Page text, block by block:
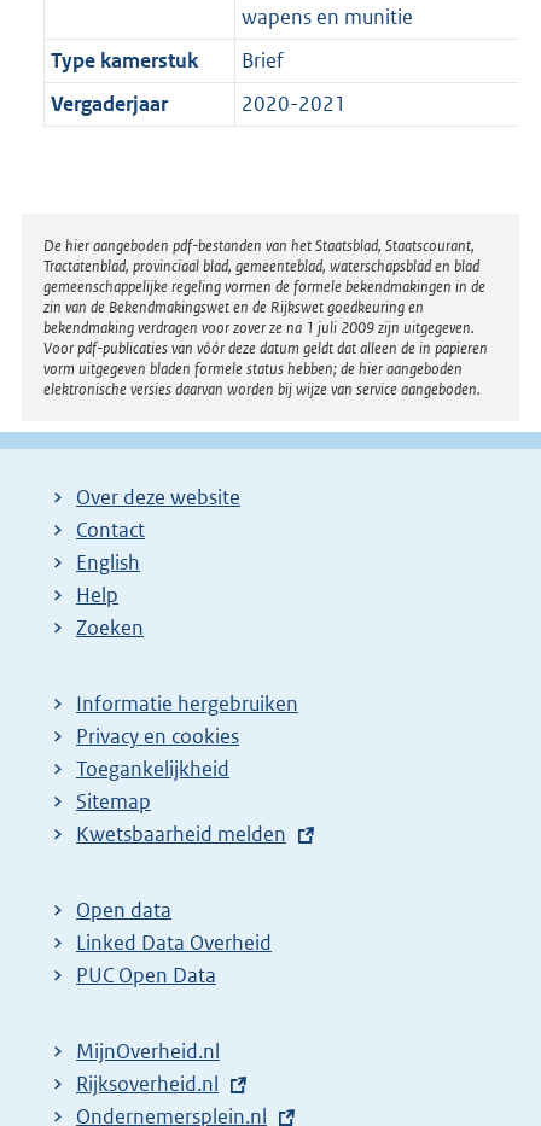
wapens en munitie
Type kamerstuk
Brief
Vergaderjaar
2020-2021
Disclaimer
De hier aangeboden pdf-bestanden van het Staatsblad, Staatscourant,
Tractatenblad, provinciaal blad, gemeenteblad, waterschapsblad en blad
gemeenschappelijke regeling vormen de formele bekendmakingen in de
zin van de Bekendmakingswet en de Rijkswet goedkeuring en
bekendmaking verdragen voor zover ze na 1 juli 2009 zijn uitgegeven.
Voor pdf-publicaties van vóór deze datum geldt dat alleen de in papieren
vorm uitgegeven bladen formele status hebben; de hier aangeboden
elektronische versies daarvan worden bij wijze van service aangeboden.
Over deze website
Contact
English
Help
Zoeken
Informatie hergebruiken
Privacy en cookies
Toegankelijkheid
Sitemap
E
t
e
r
l
i
Kwetsbaarheid melden
Open data
Linked Data Overheid
PUC Open Data
MijnOverheid.nl
E
x
Rijksoverheid.nl
E
Ondernemersplein.nl